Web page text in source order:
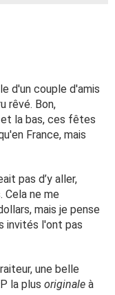
d'un couple d'amis
rêvé. Bon,
la bas, ces fêtes
France, mais
pas d’y aller,
Cela ne me
mais je pense
invités l'ont pas
une belle
la plus originale à